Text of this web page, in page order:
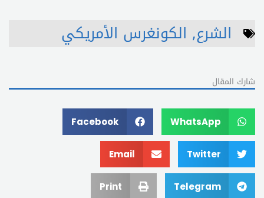
الشرع, الكونغرس الأمريكي
شارك المقال
WhatsApp
Facebook
Twitter
Email
Telegram
Print